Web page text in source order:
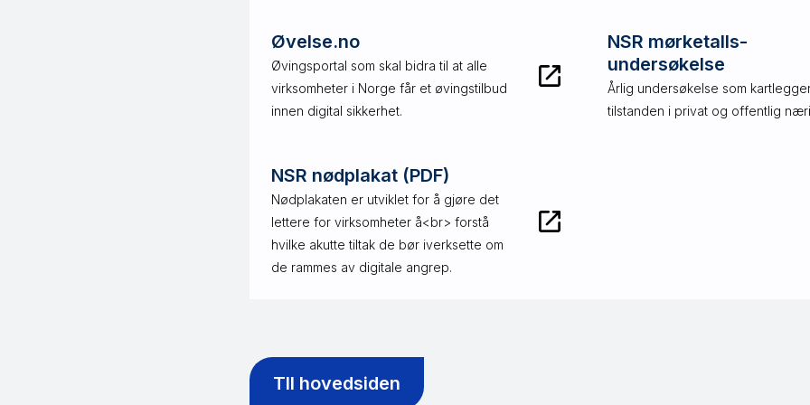
Øvelse.no
Øvingsportal som skal bidra til at alle
virksomheter i Norge får et øvingstilbud
innen digital sikkerhet.
NSR mørketalls-
undersøkelse
Årlig undersøkelse som
tilstanden i privat og offentlig
NSR nødplakat (PDF)
Nødplakaten er utviklet for å gjøre det
lettere for virksomheter å<br> forstå
hvilke akutte tiltak de bør iverksette om
de rammes av digitale angrep.
TIl hovedsiden